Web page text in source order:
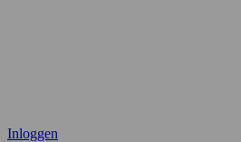
Inloggen